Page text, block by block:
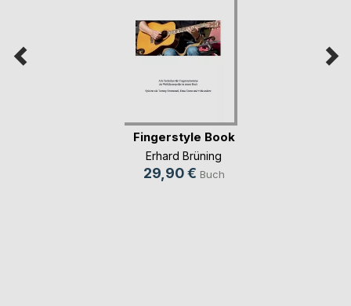
Fingerstyle Book
Erhard Brüning
29,90 € Buch